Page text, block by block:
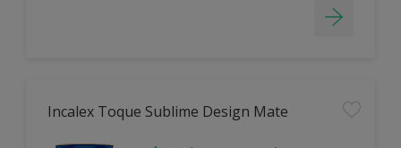
Incalex Toque Sublime Design Mate